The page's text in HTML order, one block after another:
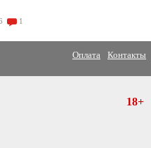
1
Оплата Контакты
18+